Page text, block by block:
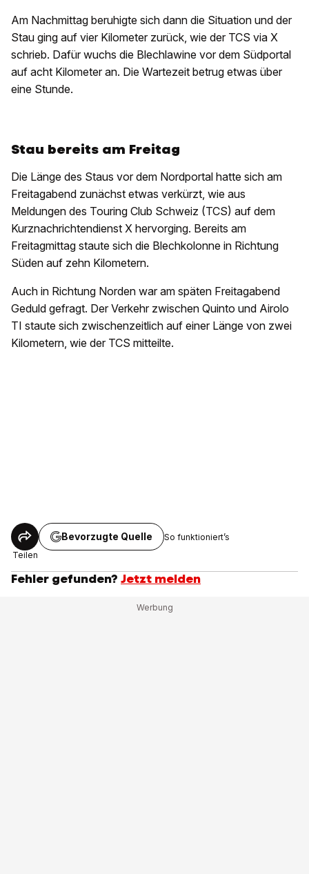
Am Nachmittag beruhigte sich dann die Situation und der
Stau ging auf vier Kilometer zurück, wie der TCS via X
schrieb. Dafür wuchs die Blechlawine vor dem Südportal
auf acht Kilometer an. Die Wartezeit betrug etwas über
eine Stunde.
Stau bereits am Freitag
Die Länge des Staus vor dem Nordportal hatte sich am
Freitagabend zunächst etwas verkürzt, wie aus
Meldungen des Touring Club Schweiz (TCS) auf dem
Kurznachrichtendienst X hervorging. Bereits am
Freitagmittag staute sich die Blechkolonne in Richtung
Süden auf zehn Kilometern.
Auch in Richtung Norden war am späten Freitagabend
Geduld gefragt. Der Verkehr zwischen Quinto und Airolo
TI staute sich zwischenzeitlich auf einer Länge von zwei
Kilometern, wie der TCS mitteilte.
Teilen
Bevorzugte Quelle So funktioniert’s
Fehler gefunden? Jetzt melden